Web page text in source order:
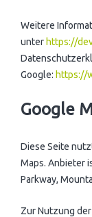
Weitere
unter https://
Google: https://
Google
Diese Seite
Maps. Anbieter
Parkway,
Zur Nutzung